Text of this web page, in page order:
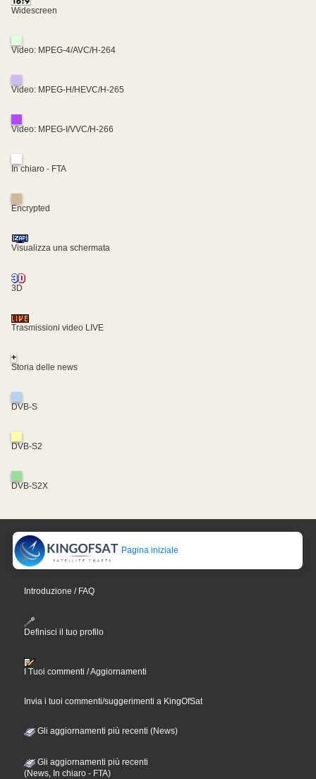
Widescreen
Video: MPEG-4/AVC/H-264
Video: MPEG-H/HEVC/H-265
Video: MPEG-I/VVC/H-266
In chiaro - FTA
Encrypted
Visualizza una schermata
3D
Trasmissioni video LIVE
+
Storia delle news
DVB-S
DVB-S2
DVB-S2X
Pagina iniziale
Introduzione / FAQ
Definisci il tuo profilo
I Tuoi commenti / Aggiornamenti
Invia i tuoi commenti/suggerimenti a KingOfSat
Gli aggiornamenti più recenti (News)
Gli aggiornamenti più recenti
(News, In chiaro - FTA)